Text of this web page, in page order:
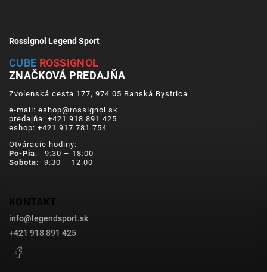
Rossignol Legend Sport
CUBE ROSSIGNOL
ZNAČKOVÁ PREDAJŇA
Zvolenská cesta 177, 974 05 Banská Bystrica
e-mail: eshop@rossignol.sk
predajňa: +421 918 891 425
eshop: +421 917 781 754
Otváracie hodiny:
Po-Pia: 9:30 – 18:00
Sobota:
9:30 – 12:00
KONTAKT
info@ legendsport.sk
+421 918 891 425